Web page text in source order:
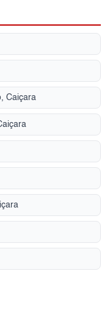
Caiçara